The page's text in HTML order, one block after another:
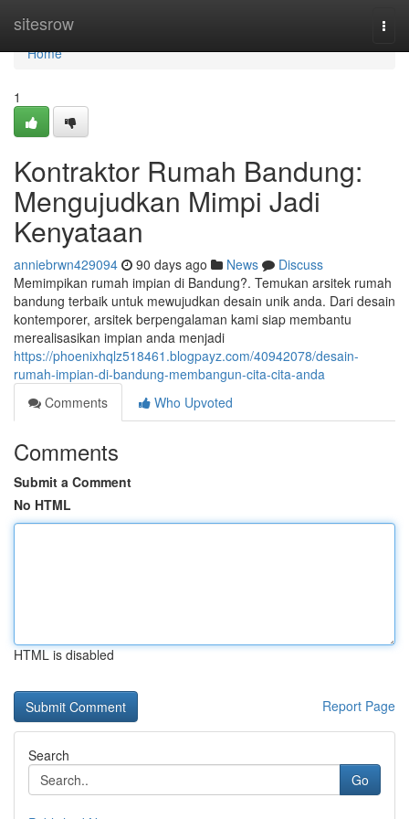
sitesrow
Home
Home
1
Kontraktor Rumah Bandung:
Mengujudkan Mimpi Jadi
Kenyataan
anniebrwn429094 90 days ago News
Discuss
Memimpikan rumah impian di Bandung?. Temukan arsitek rumah
bandung terbaik untuk mewujudkan desain unik anda. Dari desain
kontemporer, arsitek berpengalaman kami siap membantu
merealisasikan impian anda menjadi
https://phoenixhqlz518461.blogpayz.com/40942078/desain-
rumah-impian-di-bandung-membangun-cita-cita-anda
Comments
Who Upvoted
Comments
Submit a Comment
No HTML
HTML is disabled
Report Page
Search
Go